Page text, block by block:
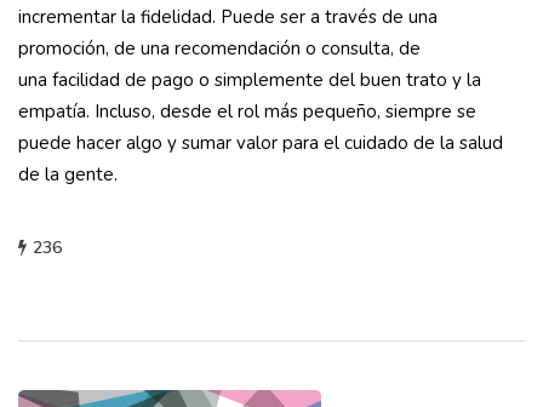
incrementar la fidelidad. Puede ser a través de una
promoción, de una recomendación o consulta, de
una facilidad de pago o simplemente del buen trato y la
empatía. Incluso, desde el rol más pequeño, siempre se
puede hacer algo y sumar valor para el cuidado de la salud
de la gente.
236